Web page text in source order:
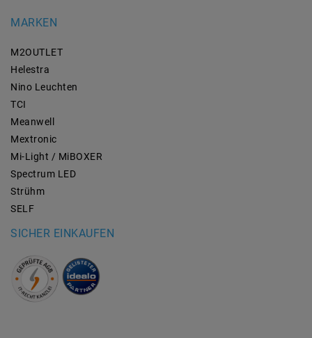
MARKEN
M2OUTLET
Helestra
Nino Leuchten
TCI
Meanwell
Mextronic
Mi-Light / MiBOXER
Spectrum LED
Strühm
SELF
SICHER EINKAUFEN